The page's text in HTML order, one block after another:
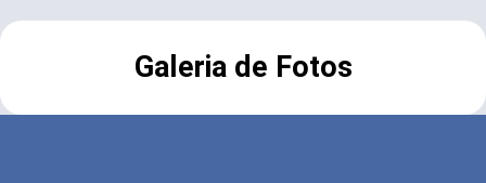
Galeria de Fotos